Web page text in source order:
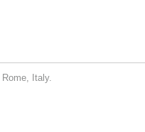
Rome, Italy.